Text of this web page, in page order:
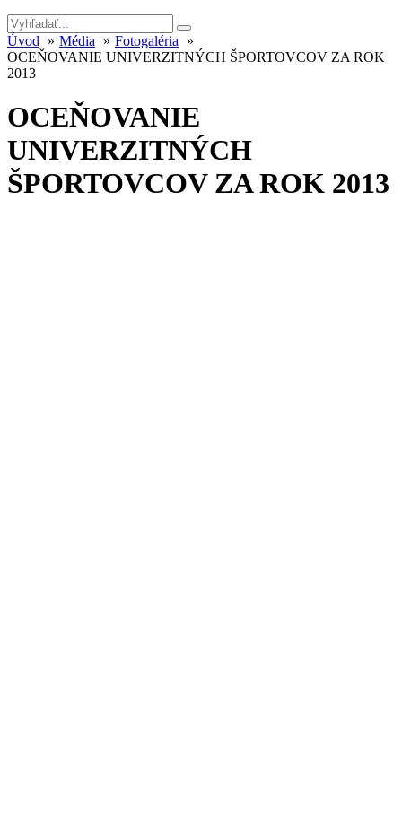
Úvod Média
Fotogaléria
OCEŇOVANIE UNIVERZITNÝCH ŠPORTOVCOV ZA ROK
2013
OCEŇOVANIE
UNIVERZITNÝCH
ŠPORTOVCOV ZA ROK 2013